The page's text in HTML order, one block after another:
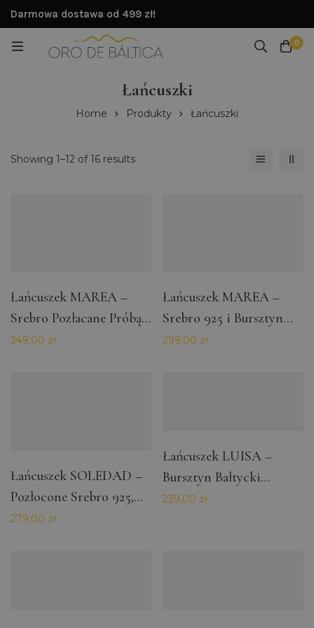
Darmowa dostawa od 499 zł!
0
Łańcuszki
Home Produkty Łańcuszki
Showing 1–12 of 16 results
Łańcuszek MAREA –
Srebro Pozłacane Próbą
585 i Bursztyn Bałtycki
349,00 zł
Łańcuszek MAREA –
Srebro 925 i Bursztyn
Bałtycki Koniakowy oraz
299,00 zł
Łańcuszek SOLEDAD –
Pozłocone Srebro 925,
Łańcuszek z Kuleczkami,
279,00 zł
Łańcuszek LUISA –
Bursztyn Bałtycki
Zawieszka 7×5 mm
239,00 zł